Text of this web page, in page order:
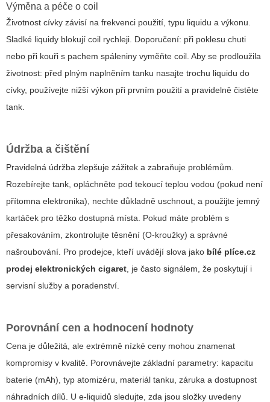
Výměna a péče o coil
Životnost cívky závisí na frekvenci použití, typu liquidu a výkonu.
Sladké liquidy blokují coil rychleji. Doporučení: při poklesu chuti
nebo při kouři s pachem spáleniny vyměňte coil. Aby se prodloužila
životnost: před plným naplněním tanku nasajte trochu liquidu do
cívky, používejte nižší výkon při prvním použití a pravidelně čistěte
tank.
Údržba a čištění
Pravidelná údržba zlepšuje zážitek a zabraňuje problémům.
Rozebírejte tank, opláchněte pod tekoucí teplou vodou (pokud není
přítomna elektronika), nechte důkladně uschnout, a použijte jemný
kartáček pro těžko dostupná místa. Pokud máte problém s
přesakováním, zkontrolujte těsnění (O-kroužky) a správné
našroubování. Pro prodejce, kteří uvádějí slova jako bílé plíce.cz
prodej elektronických cigaret , je často signálem, že poskytují i
servisní služby a poradenství.
Porovnání cen a hodnocení hodnoty
Cena je důležitá, ale extrémně nízké ceny mohou znamenat
kompromisy v kvalitě. Porovnávejte základní parametry: kapacitu
baterie (mAh), typ atomizéru, materiál tanku, záruka a dostupnost
náhradních dílů. U e-liquidů sledujte, zda jsou složky uvedeny